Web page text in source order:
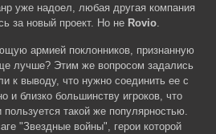
уже надоел, любая другая компания
за новый проект. Но не Rovio.
армией поклонников, признанную
лучше? Этим же вопросом задались
к выводу, что нужно соединить ее с
и близко большинству игроков, что
пользуется такой же популярностью.
"Звездные войны", герои которой